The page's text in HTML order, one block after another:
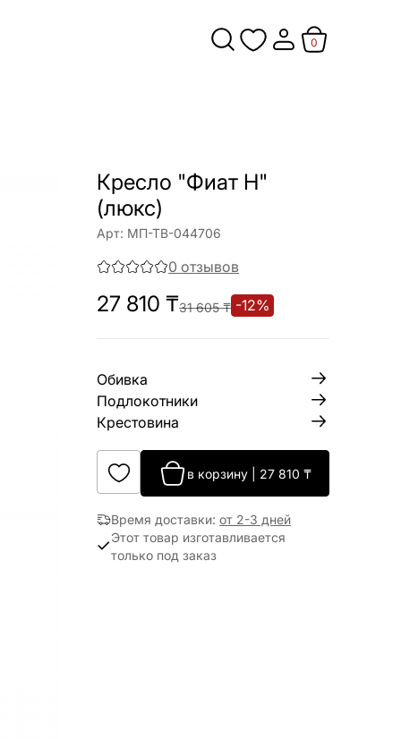
0
Кресло "Фиат Н"
(люкс)
Арт: МП-ТВ-044706
0 отзывов
27 810 ₸31 605₸ -12%
Обивка
Подлокотники
Крестовина
в корзину 27 810 ₸
Время доставки:от 2-3 дней
Этот товар изготавливается
только под заказ